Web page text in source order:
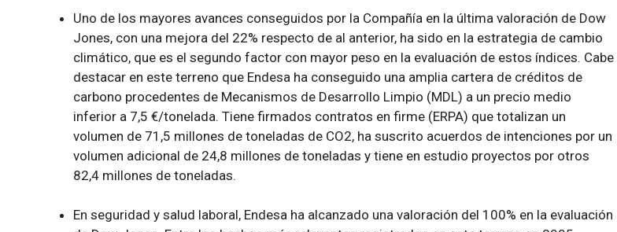
Uno de los mayores avances conseguidos por la Compañía en la última valoración de Dow
Jones, con una mejora del 22% respecto de al anterior, ha sido en la estrategia de cambio
climático, que es el segundo factor con mayor peso en la evaluación de estos índices. Cabe
destacar en este terreno que Endesa ha conseguido una amplia cartera de créditos de
carbono procedentes de Mecanismos de Desarrollo Limpio (MDL) a un precio medio
inferior a 7,5 €/tonelada. Tiene firmados contratos en firme (ERPA) que totalizan un
volumen de 71,5 millones de toneladas de CO2, ha suscrito acuerdos de intenciones por un
volumen adicional de 24,8 millones de toneladas y tiene en estudio proyectos por otros
82,4 millones de toneladas.
En seguridad y salud laboral, Endesa ha alcanzado una valoración del 100% en la evaluación